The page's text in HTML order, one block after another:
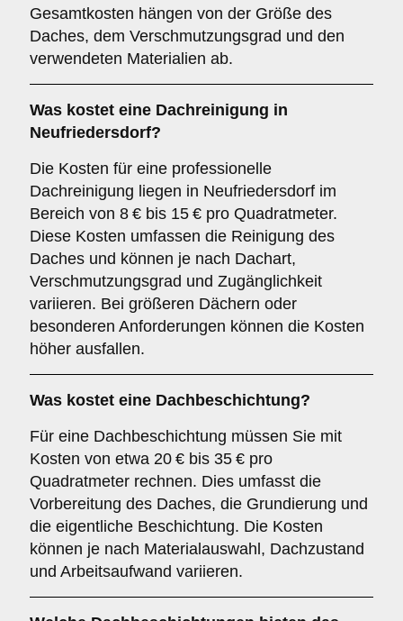
Gesamtkosten hängen von der Größe des
Daches, dem Verschmutzungsgrad und den
verwendeten Materialien ab.
Was kostet eine Dachreinigung in
Neufriedersdorf?
Die Kosten für eine professionelle
Dachreinigung liegen in Neufriedersdorf im
Bereich von 8 € bis 15 € pro Quadratmeter.
Diese Kosten umfassen die Reinigung des
Daches und können je nach Dachart,
Verschmutzungsgrad und Zugänglichkeit
variieren. Bei größeren Dächern oder
besonderen Anforderungen können die Kosten
höher ausfallen.
Was kostet eine Dachbeschichtung?
Für eine Dachbeschichtung müssen Sie mit
Kosten von etwa 20 € bis 35 € pro
Quadratmeter rechnen. Dies umfasst die
Vorbereitung des Daches, die Grundierung und
die eigentliche Beschichtung. Die Kosten
können je nach Materialauswahl, Dachzustand
und Arbeitsaufwand variieren.